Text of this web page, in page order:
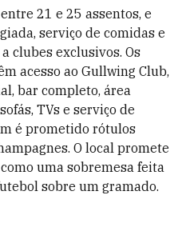
21 e 25 assentos, e
serviço de comidas e
clubes exclusivos. Os
acesso ao Gullwing Club,
bar completo, área
TVs e serviço de
é prometido rótulos
O local promete
uma sobremesa feita
sobre um gramado.